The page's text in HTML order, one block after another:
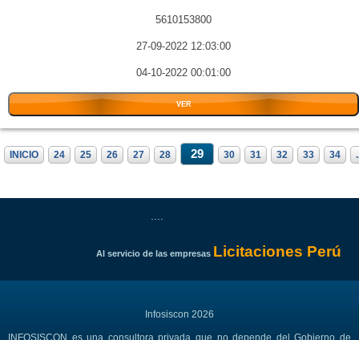
5610153800
27-09-2022 12:03:00
04-10-2022 00:01:00
VER
INICIO 24 25 26 27 28 29 30 31 32 33 34
Al servicio de las empresas Licitaciones Perú
Infosiscon 2026
INFOSISCON es una consultora privada que no depende del Gobierno de